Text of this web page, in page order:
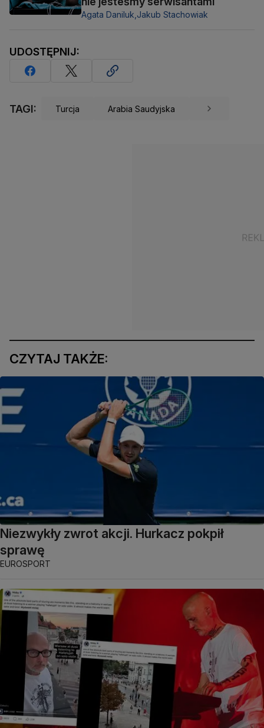
Agata Daniluk,Jakub Stachowiak
UDOSTĘPNIJ:
TAGI: Turcja Arabia Saudyjska
CZYTAJ TAKŻE:
Niezwykły zwrot akcji. Hurkacz pokpił
sprawę
EUROSPORT